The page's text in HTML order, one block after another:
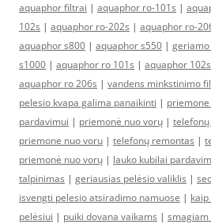
aquaphor filtrai | aquaphor ro-101s |
102s | aquaphor ro-202s | aquaphor ro-
aquaphor s800 | aquaphor s550 |
s1000 | aquaphor ro 101s | aquaphor 102s
aquaphor ro 206s | vandens minkstinimo
pelesio kvapa galima panaikinti |
pardavimui | priemonė nuo vorų |
priemone nuo voru | telefonų remontas |
priemonė nuo vorų | lauko kubilai
talpinimas | geriausias pelėsio valiklis |
isvengti pelesio atsiradimo namuose |
pelėsiui | puiki dovana vaikams | smagiam